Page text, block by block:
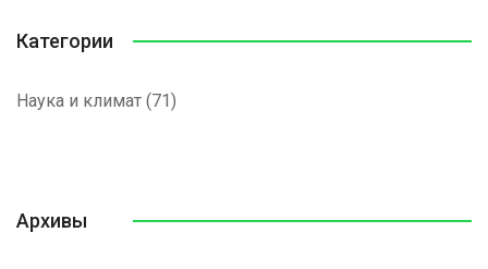
Категории
Наука и климат (71)
Архивы